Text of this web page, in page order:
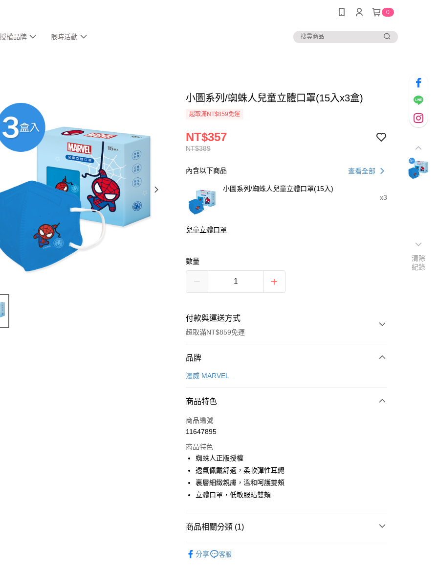
0
權品牌 限時活動
小圖系列/蜘蛛人兒童立體口罩(15入x3盒)
超取滿NT$859免運
NT$389
NT$357
內含以下商品 查看全部
小圖系列/蜘蛛人兒童立體口罩(15入)
x3
兒童立體口罩
數量
付款與運送方式
超取滿NT$859免運
付款方式
信用卡一次付款
Apple Pay
悠遊付
全盈+PAY
ATM付款
品牌
漫威 MARVEL
商品特色
商品編號
11647895
商品特色
蜘蛛人正版授權
透氣佩戴舒適，柔軟彈性耳繩
裏層細緻親膚，溫和呵護雙頰
立體口罩，低敏服貼雙頰
商品相關分類 (1)
分享
客服
清除
紀錄